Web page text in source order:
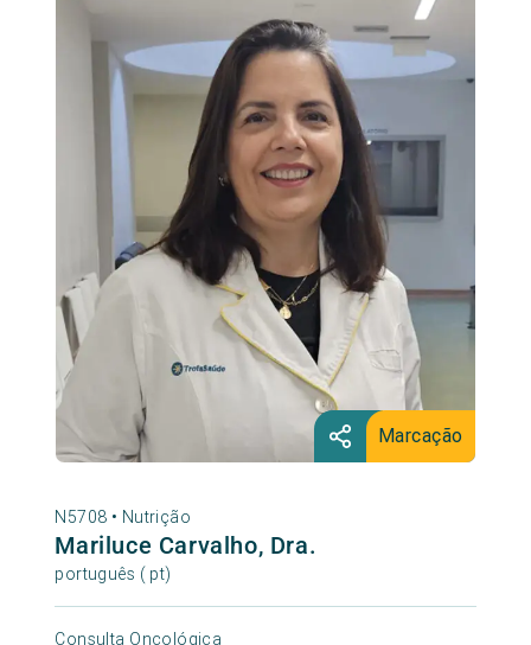
Marcação
N5708 • Nutrição
Mariluce Carvalho, Dra.
português ( pt)
Consulta Oncológica